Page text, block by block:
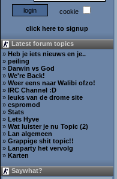
cookie
click here to signup
Latest forum topics
» Heb je iets nieuws en je..
» peiling
» Darwin vs God
» We're Back!
» Weer eens naar Walibi ofzo!
» IRC Channel :D
» leuks van de drome site
» cspromod
» Stats
» Lets Hyve
» Wat luister je nu Topic (2)
» Lan algemeen
» Grappige shit topic!!
» Lanparty het vervolg
» Karten
Saywhat?